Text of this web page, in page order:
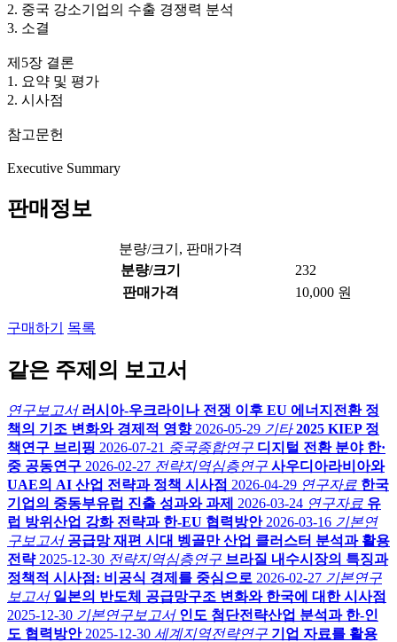
2. 중국 강소기업의 수출 경쟁력 분석
3. 소결
제5장 결론
1. 요약 및 평가
2. 시사점
참고문헌
Executive Summary
판매정보
분량/크기, 판매가격
분량/크기
232
판매가격
10,000 원
구매하기 목록
같은 주제의 보고서
연구보고서 러시아-우크라이나 전쟁 이후 EU 에너지전환 정
책의 기조 변화와 경제적 영향 2026-05-29 기타 2025 KIEP 정
책연구 브리핑 2026-07-21 중국종합연구 디지털 전환 분야 한·
중 공동연구 2026-02-27 전략지역심층연구 사우디아라비아와
UAE의 AI 산업 전략과 정책 시사점 2026-04-29 연구자료 한국
기업의 중동부유럽 진출 성과와 과제
2026-03-24 연구자료 유
럽 방위산업 강화 전략과 한-EU 협력방안 2026-03-16 기본연
구보고서 공급망 재편 시대 벵골만 산업 클러스터 분석과 활용
전략 2025-12-30 전략지역심층연구 브라질 내수시장의 특징과
정책적 시사점: 비공식 경제를 중심으로 2026-02-27 기본연구
보고서 일본의 반도체 공급망구조 변화와 한국에 대한 시사점
2025-12-30 기본연구보고서 인도 첨단전략산업 분석과 한-인
도 협력방안 2025-12-30 세계지역전략연구 기업 자료를 활용